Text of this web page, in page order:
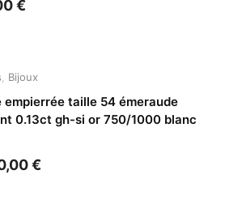
€
Bijoux
empierrée taille 54 émeraude
0.13ct gh-si or 750/1000 blanc
€